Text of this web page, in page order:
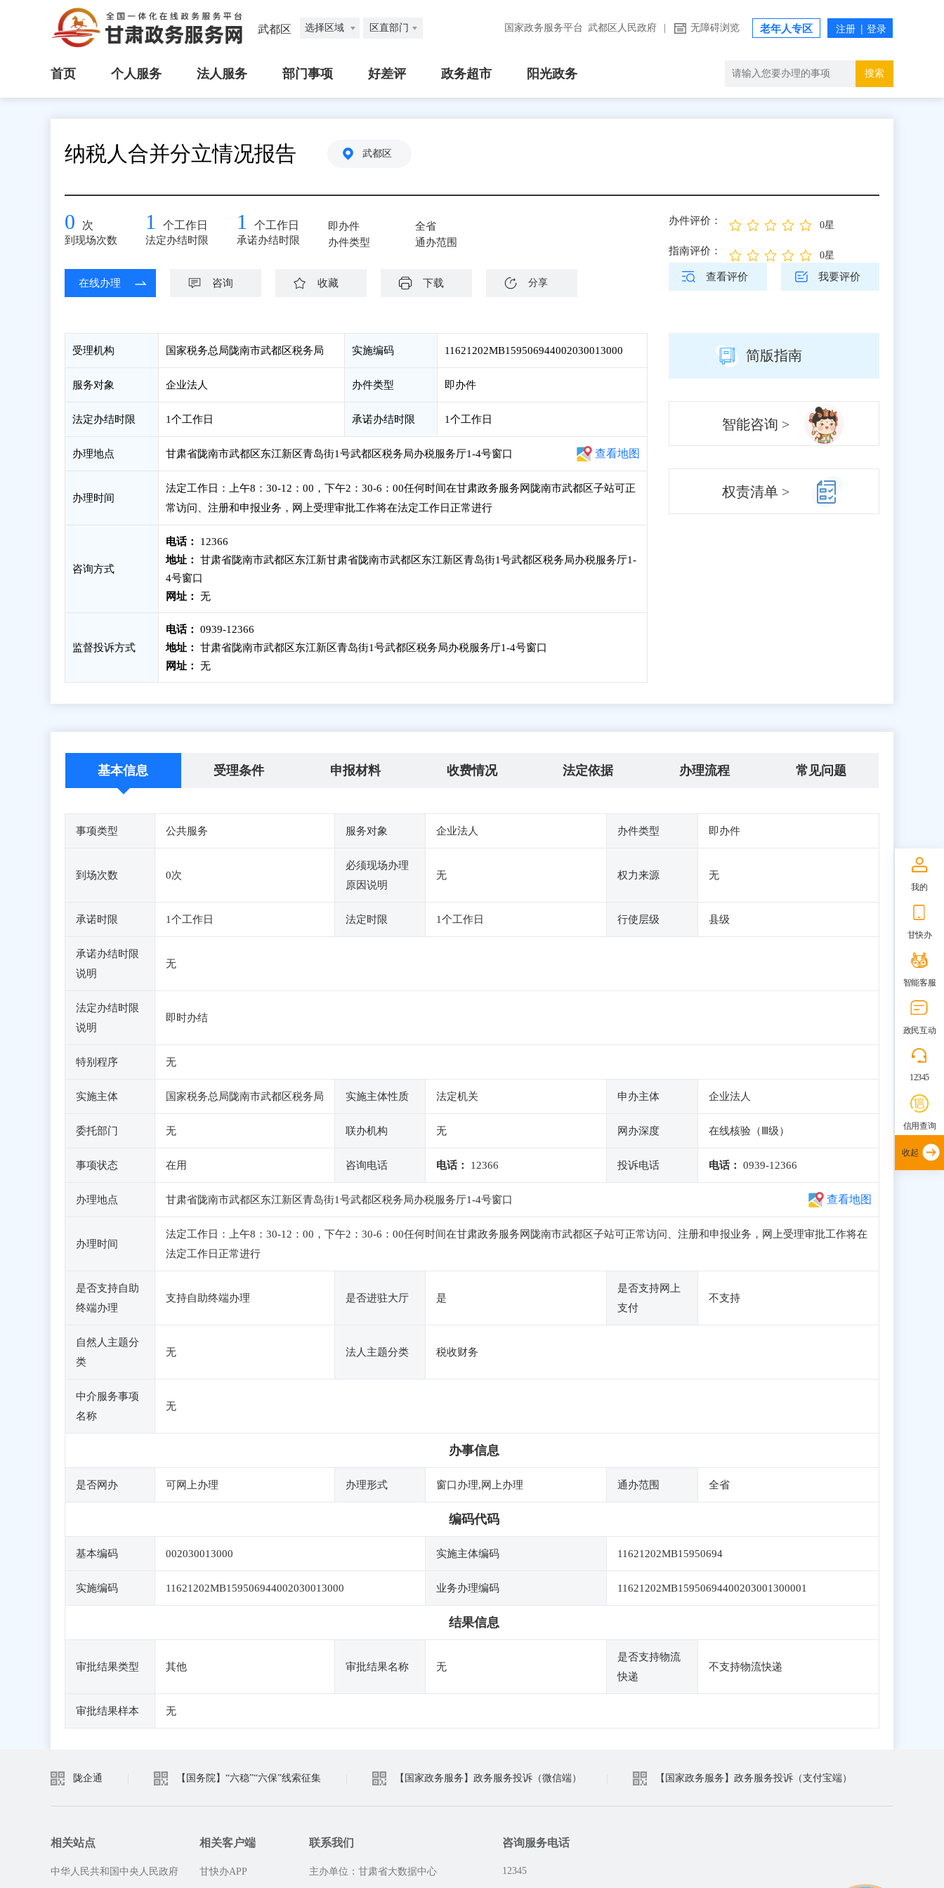
武都区 选择区域 区直部门 国家政务服务平台 武都区人民政府 无障碍浏览 老年人专区
首页 个人服务 法人服务 部门事项 好差评 政务超市 阳光政务 搜索
纳税人合并分立情况报告 武都区
0 次
到现场次数
1 个工作日
法定办结时限
1 个工作日
承诺办结时限
即办件
办件类型
全省
通办范围
在线办理 咨询 收藏 下载 分享
办件评价： 0星
指南评价： 0星
查看评价 我要评价
受理机构 国家税务总局陇南市武都区税务局 实施编码 11621202MB159506944002030013000
服务对象 企业法人 办件类型 即办件
法定办结时限 1个工作日 承诺办结时限 1个工作日
办理地点 甘肃省陇南市武都区东江新区青岛街1号武都区税务局办税服务厅1-4号窗口 查看地图
办理时间
法定工作日：上午8：30-12：00，下午2：30-6：00任何时间在甘肃政务服务网陇南市武都区子站可正
常访问、注册和申报业务，网上受理审批工作将在法定工作日正常进行
咨询方式
电话：
12366
地址：
甘肃省陇南市武都区东江新甘肃省陇南市武都区东江新区青岛街1号武都区税务局办税服务厅1-
4号窗口
网址：
无
监督投诉方式
电话：
0939-12366
地址：
甘肃省陇南市武都区东江新区青岛街1号武都区税务局办税服务厅1-4号窗口
网址：
无
简版指南
智能咨询 >
权责清单 >
基本信息 受理条件 申报材料 收费情况 法定依据 办理流程 常见问题
事项类型 公共服务 服务对象 企业法人 办件类型 即办件
到场次数 0次
必须现场办理
原因说明
无 权力来源 无
承诺时限 1个工作日 法定时限 1个工作日 行使层级 县级
承诺办结时限
说明
无
法定办结时限
说明
即时办结
特别程序 无
实施主体 国家税务总局陇南市武都区税务局 实施主体性质 法定机关 申办主体 企业法人
委托部门 无 联办机构 无 网办深度 在线核验（Ⅲ级）
事项状态 在用 咨询电话 电话： 12366 投诉电话 电话： 0939-12366
办理地点 甘肃省陇南市武都区东江新区青岛街1号武都区税务局办税服务厅1-4号窗口 查看地图
办理时间
法定工作日：上午8：30-12：00，下午2：30-6：00任何时间在甘肃政务服务网陇南市武都区子站可正常访问、注册和申报业务，网上受理审批工作将在
法定工作日正常进行
是否支持自助
终端办理
支持自助终端办理 是否进驻大厅 是
是否支持网上
支付
不支持
自然人主题分
类
无 法人主题分类 税收财务
中介服务事项
名称
无
办事信息
是否网办 可网上办理 办理形式 窗口办理,网上办理 通办范围 全省
编码代码
基本编码 002030013000 实施主体编码 11621202MB15950694
实施编码 11621202MB159506944002030013000 业务办理编码 11621202MB15950694400203001300001
结果信息
审批结果类型 其他 审批结果名称 无
是否支持物流
快递
不支持物流快递
审批结果样本 无
陇企通 【国务院】“六稳”“六保”线索征集 【国家政务服务】政务服务投诉（微信端） 【国家政务服务】政务服务投诉（支付宝端）
相关站点
中华人民共和国中央人民政府
相关客户端
甘快办APP
联系我们
主办单位：甘肃省大数据中心
咨询服务电话
12345
我的
甘快办
智能客服
政民互动
12345
信用查询
收起